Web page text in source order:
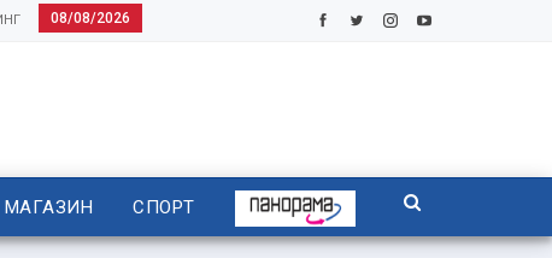
08/08/2026
МАГАЗИН СПОРТ